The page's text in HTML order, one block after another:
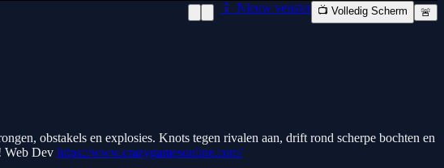
📱 Nieuw venster 📺 Volledig Scherm 🚨
obstakels en explosies. Knots tegen rivalen aan, drift rond scherpe bochten en
Web Dev https://www.crazygamesonline.com/